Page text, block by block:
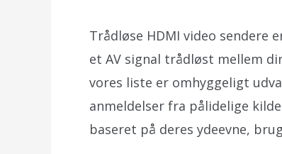
Trådløse HDMI video
et AV signal trådløst mellem
vores liste er omhyggeligt
anmeldelser fra pålidelige
baseret på deres ydeevne,